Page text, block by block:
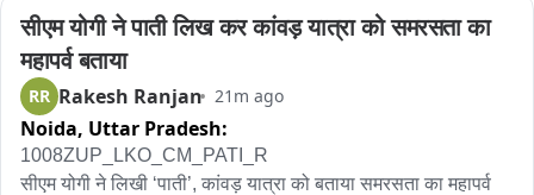
शोधण्यासाठी परिसरात फिरत आहे. हा कुत्रा कोणाला दिसला तर आम्हाला
संपर्क साधा असे आवाहन करत नागरिकांना करत आहे त्यामुळे या परिसरात
नागरिकांन मध्ये भीतीचे पसरले आहे.
सीएम योगी ने पाती लिख कर कांवड़ यात्रा को समरसता का
महापर्व बताया
RR Rakesh Ranjan 21m ago
Noida, Uttar Pradesh:
1008ZUP_LKO_CM_PATI_R
सीएम योगी ने लिखी ‘पाती’, कांवड़ यात्रा को बताया समरसता का महापर्व